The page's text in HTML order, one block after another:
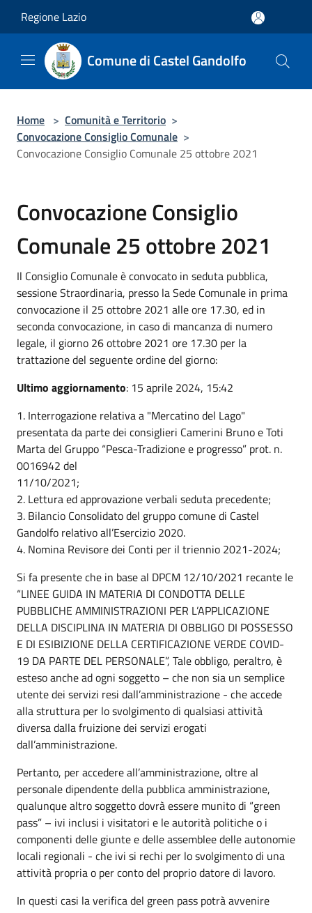
Regione Lazio
Comune di Castel Gandolfo
Home > Comunità e Territorio >
Convocazione Consiglio Comunale >
Convocazione Consiglio Comunale 25 ottobre 2021
Convocazione Consiglio
Comunale 25 ottobre 2021
Il Consiglio Comunale è convocato in seduta pubblica,
sessione Straordinaria, presso la Sede Comunale in prima
convocazione il 25 ottobre 2021 alle ore 17.30, ed in
seconda convocazione, in caso di mancanza di numero
legale, il giorno 26 ottobre 2021 ore 17.30 per la
trattazione del seguente ordine del giorno:
Ultimo aggiornamento: 15 aprile 2024, 15:42
1. Interrogazione relativa a "Mercatino del Lago"
presentata da parte dei consiglieri Camerini Bruno e Toti
Marta del Gruppo “Pesca-Tradizione e progresso” prot. n.
0016942 del
11/10/2021;
2. Lettura ed approvazione verbali seduta precedente;
3. Bilancio Consolidato del gruppo comune di Castel
Gandolfo relativo all’Esercizio 2020.
4. Nomina Revisore dei Conti per il triennio 2021-2024;
Si fa presente che in base al DPCM 12/10/2021 recante le
“LINEE GUIDA IN MATERIA DI CONDOTTA DELLE
PUBBLICHE AMMINISTRAZIONI PER L’APPLICAZIONE
DELLA DISCIPLINA IN MATERIA DI OBBLIGO DI POSSESSO
E DI ESIBIZIONE DELLA CERTIFICAZIONE VERDE COVID-
19 DA PARTE DEL PERSONALE”, Tale obbligo, peraltro, è
esteso anche ad ogni soggetto – che non sia un semplice
utente dei servizi resi dall’amministrazione - che accede
alla struttura per lo svolgimento di qualsiasi attività
diversa dalla fruizione dei servizi erogati
dall’amministrazione.
Pertanto, per accedere all’amministrazione, oltre al
personale dipendente della pubblica amministrazione,
qualunque altro soggetto dovrà essere munito di “green
pass” – ivi inclusi i visitatori e le autorità politiche o i
componenti delle giunte e delle assemblee delle autonomie
locali regionali - che ivi si rechi per lo svolgimento di una
attività propria o per conto del proprio datore di lavoro.
In questi casi la verifica del green pass potrà avvenire